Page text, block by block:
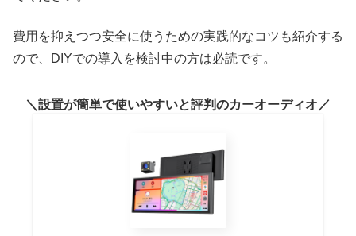
費用を抑えつつ安全に使うための実践的なコツも紹介する
ので、DIYでの導入を検討中の方は必読です。
設置が簡単で使いやすいと評判のカーオーディオ